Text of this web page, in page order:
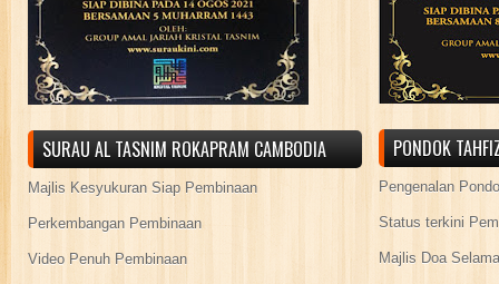
SURAU AL TASNIM ROKAPRAM CAMBODIA
Majlis Kesyukuran Siap Pembinaan
Perkembangan Pembinaan
Video Penuh Pembinaan
PONDOK
Pengenalan
Status terkini
Majlis Doa